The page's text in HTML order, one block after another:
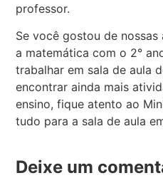
professor.
Se você gostou de
a matemática com o 2°
trabalhar em sala de aula
encontrar ainda mais
ensino, fique atento ao
tudo para a sala de aula
Deixe um